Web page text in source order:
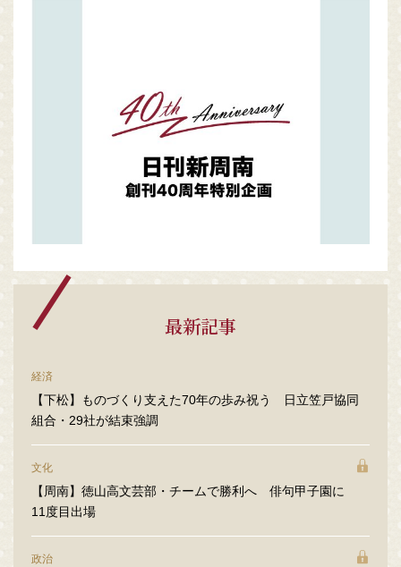
最新記事
経済
【下松】ものづくり支えた70年の歩み祝う 日立笠戸協同
組合・29社が結束強調
文化
【周南】徳山高文芸部・チームで勝利へ 俳句甲子園に
11度目出場
政治